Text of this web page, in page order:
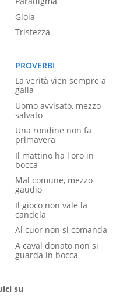
Gioia
Tristezza
PROVERBI
La verità vien sempre a
galla
Uomo avvisato, mezzo
salvato
Una rondine non fa
primavera
Il mattino ha l'oro in
bocca
Mal comune, mezzo
gaudio
Il gioco non vale la
candela
Al cuor non si comanda
A caval donato non si
guarda in bocca
su